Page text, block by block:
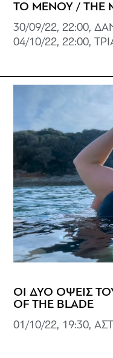
ΤΟ ΜΕΝΟΥ / THE
30/09/22, 22:00,
04/10/22, 22:00,
ΟΙ ΔΥΟ ΟΨΕΙΣ
OF THE BLADE
01/10/22, 19:30,